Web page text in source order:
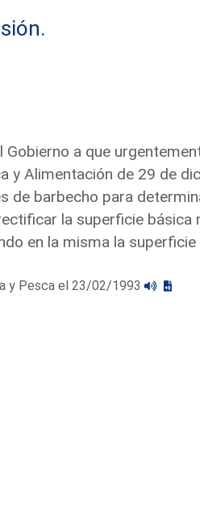
a que
y Alimentación de 29 de
de barbecho para
la superficie básica
en la misma la superficie
y Pesca el 23/02/1993